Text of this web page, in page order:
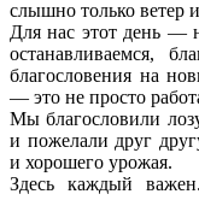
слышно только ветер
Для нас этот день —
останавливаемся,
благословения на
— это не просто
Мы благословили
и пожелали друг
и хорошего урожая.
Здесь каждый